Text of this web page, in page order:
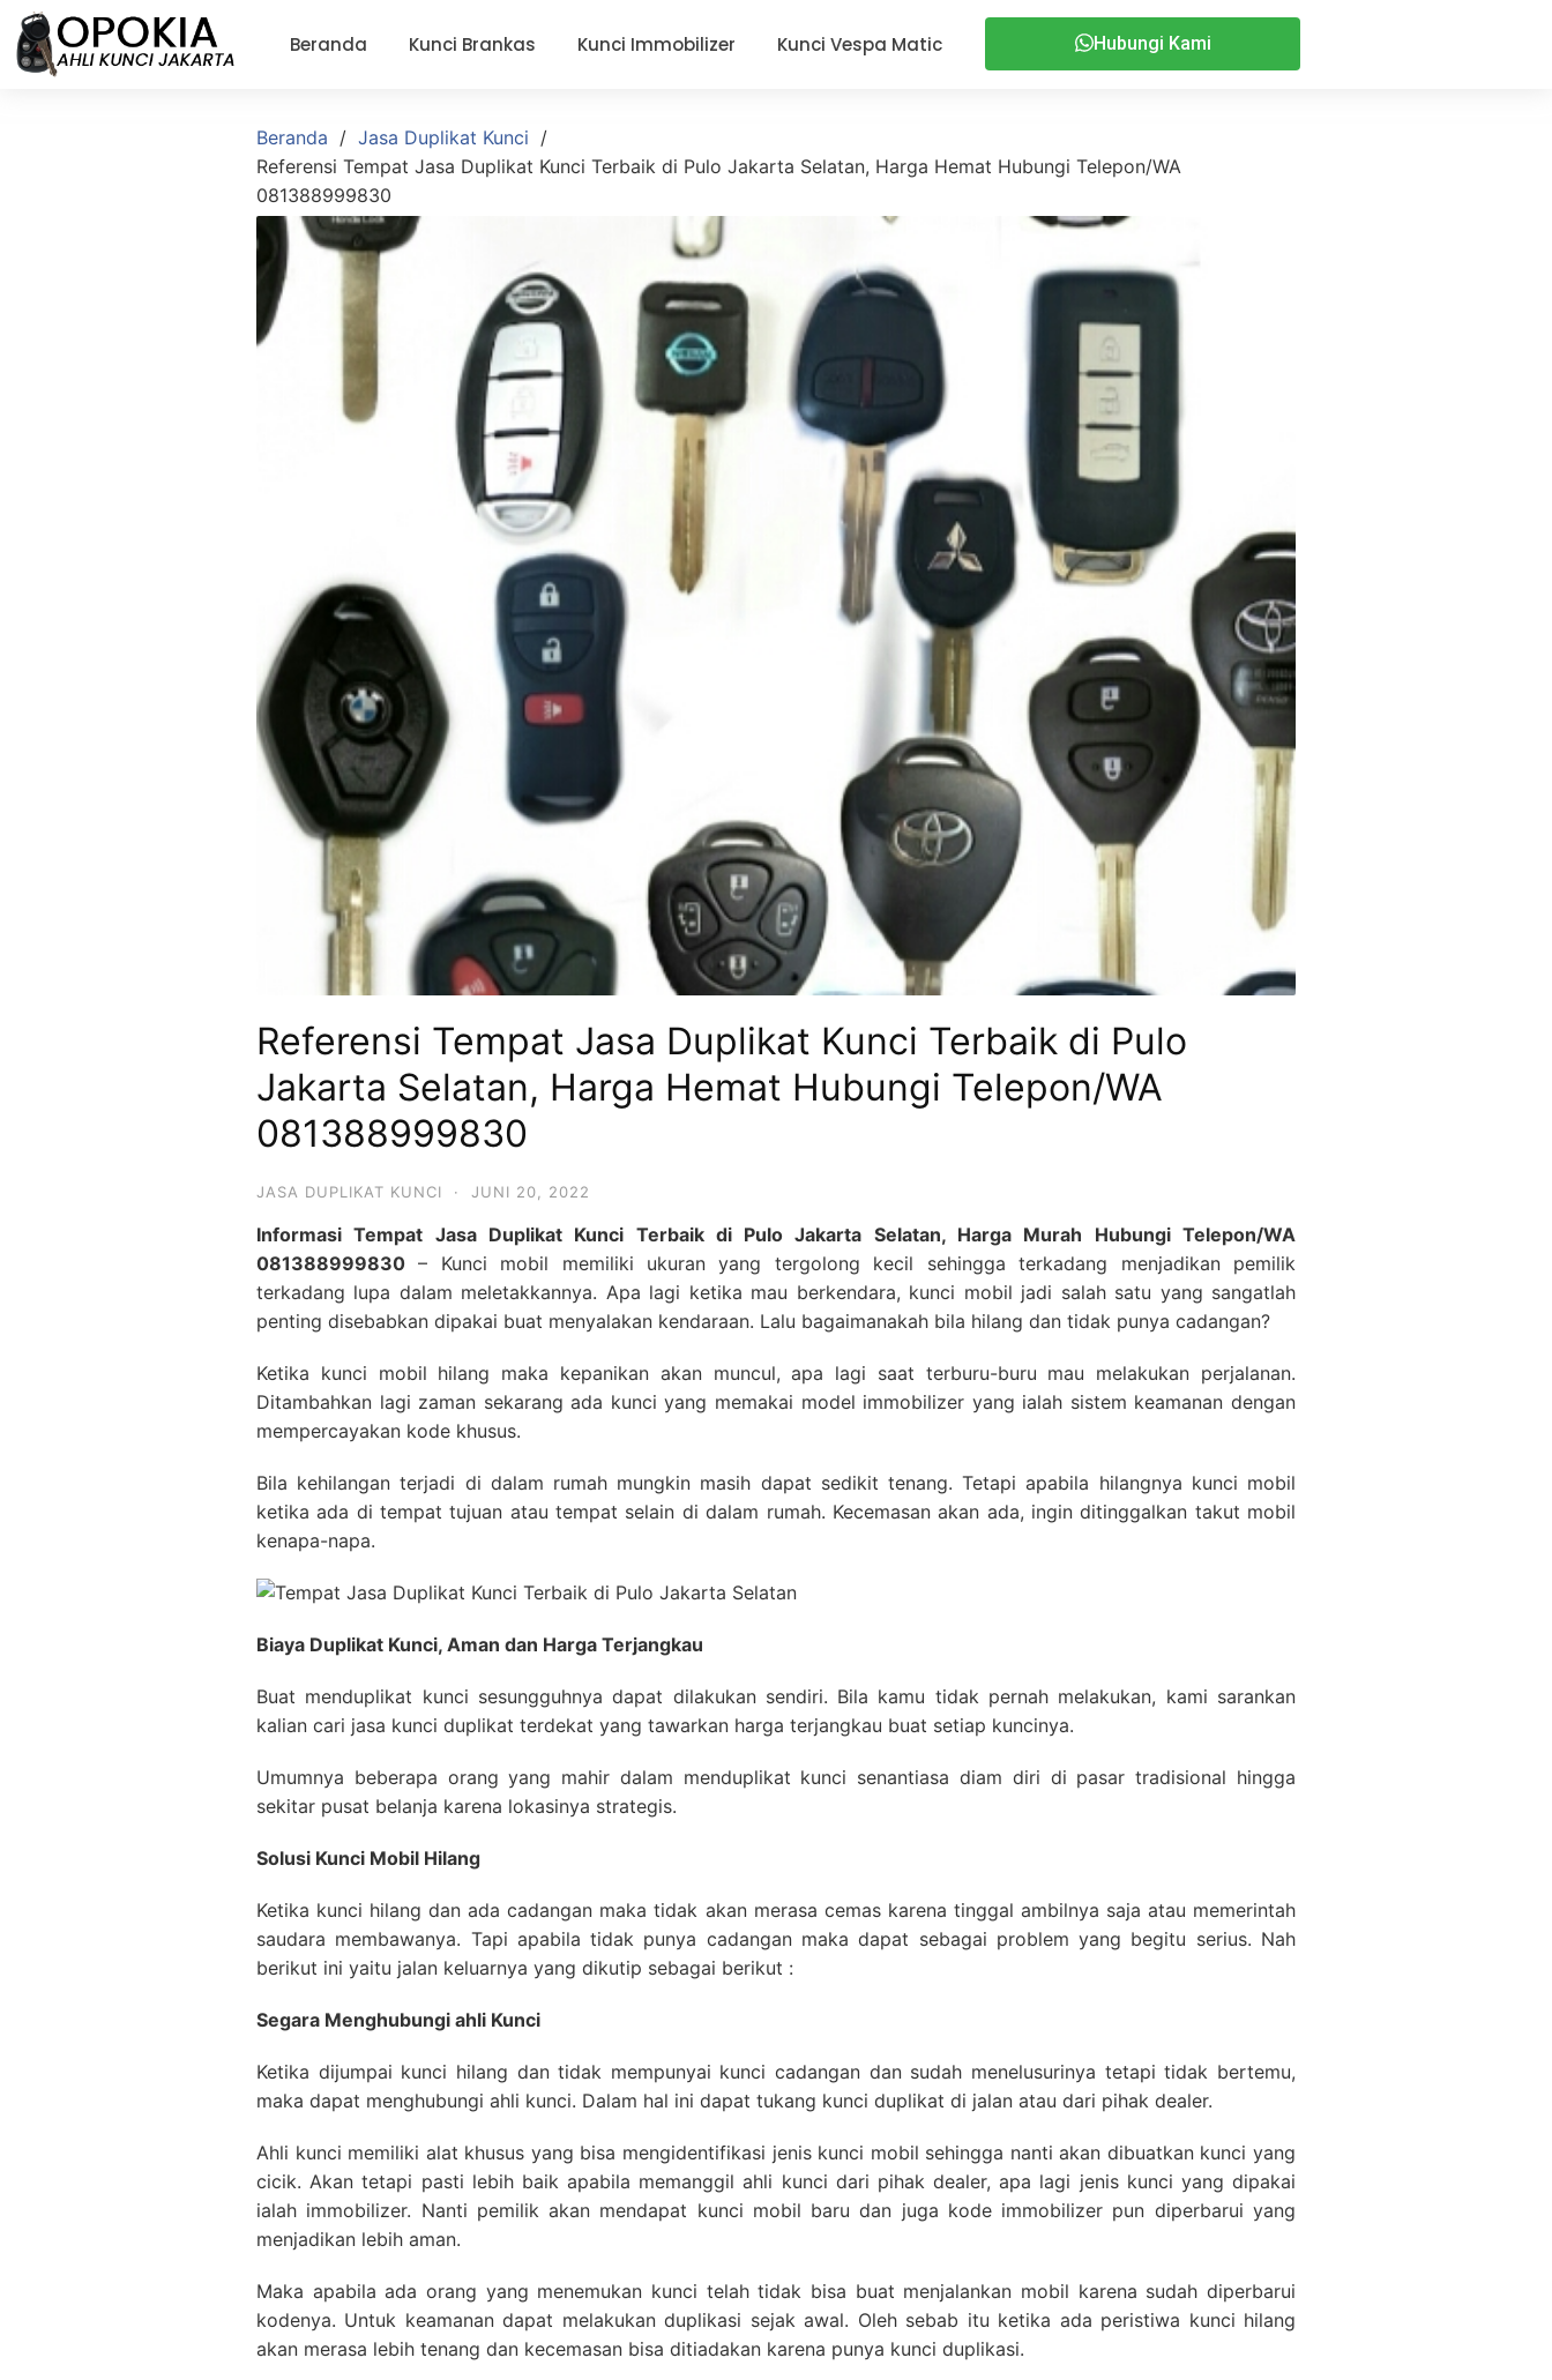
Beranda Kunci Brankas Kunci Immobilizer Kunci Vespa Matic Hubungi Kami
Beranda
Jasa Duplikat Kunci
Referensi Tempat Jasa Duplikat Kunci Terbaik di Pulo Jakarta Selatan, Harga Hemat Hubungi Telepon/WA
081388999830
Referensi Tempat Jasa Duplikat Kunci Terbaik di Pulo
Jakarta Selatan, Harga Hemat Hubungi Telepon/WA
081388999830
JASA DUPLIKAT KUNCI · JUNI 20, 2022
Informasi Tempat Jasa Duplikat Kunci Terbaik di Pulo Jakarta Selatan, Harga Murah Hubungi Telepon/WA
081388999830 – Kunci mobil memiliki ukuran yang tergolong kecil sehingga terkadang menjadikan pemilik
terkadang lupa dalam meletakkannya. Apa lagi ketika mau berkendara, kunci mobil jadi salah satu yang sangatlah
penting disebabkan dipakai buat menyalakan kendaraan. Lalu bagaimanakah bila hilang dan tidak punya cadangan?
Ketika kunci mobil hilang maka kepanikan akan muncul, apa lagi saat terburu-buru mau melakukan perjalanan.
Ditambahkan lagi zaman sekarang ada kunci yang memakai model immobilizer yang ialah sistem keamanan dengan
mempercayakan kode khusus.
Bila kehilangan terjadi di dalam rumah mungkin masih dapat sedikit tenang. Tetapi apabila hilangnya kunci mobil
ketika ada di tempat tujuan atau tempat selain di dalam rumah. Kecemasan akan ada, ingin ditinggalkan takut mobil
kenapa-napa.
Biaya Duplikat Kunci, Aman dan Harga Terjangkau
Buat menduplikat kunci sesungguhnya dapat dilakukan sendiri. Bila kamu tidak pernah melakukan, kami sarankan
kalian cari jasa kunci duplikat terdekat yang tawarkan harga terjangkau buat setiap kuncinya.
Umumnya beberapa orang yang mahir dalam menduplikat kunci senantiasa diam diri di pasar tradisional hingga
sekitar pusat belanja karena lokasinya strategis.
Solusi Kunci Mobil Hilang
Ketika kunci hilang dan ada cadangan maka tidak akan merasa cemas karena tinggal ambilnya saja atau memerintah
saudara membawanya. Tapi apabila tidak punya cadangan maka dapat sebagai problem yang begitu serius. Nah
berikut ini yaitu jalan keluarnya yang dikutip sebagai berikut :
Segara Menghubungi ahli Kunci
Ketika dijumpai kunci hilang dan tidak mempunyai kunci cadangan dan sudah menelusurinya tetapi tidak bertemu,
maka dapat menghubungi ahli kunci. Dalam hal ini dapat tukang kunci duplikat di jalan atau dari pihak dealer.
Ahli kunci memiliki alat khusus yang bisa mengidentifikasi jenis kunci mobil sehingga nanti akan dibuatkan kunci yang
cicik. Akan tetapi pasti lebih baik apabila memanggil ahli kunci dari pihak dealer, apa lagi jenis kunci yang dipakai
ialah immobilizer. Nanti pemilik akan mendapat kunci mobil baru dan juga kode immobilizer pun diperbarui yang
menjadikan lebih aman.
Maka apabila ada orang yang menemukan kunci telah tidak bisa buat menjalankan mobil karena sudah diperbarui
kodenya. Untuk keamanan dapat melakukan duplikasi sejak awal. Oleh sebab itu ketika ada peristiwa kunci hilang
akan merasa lebih tenang dan kecemasan bisa ditiadakan karena punya kunci duplikasi.